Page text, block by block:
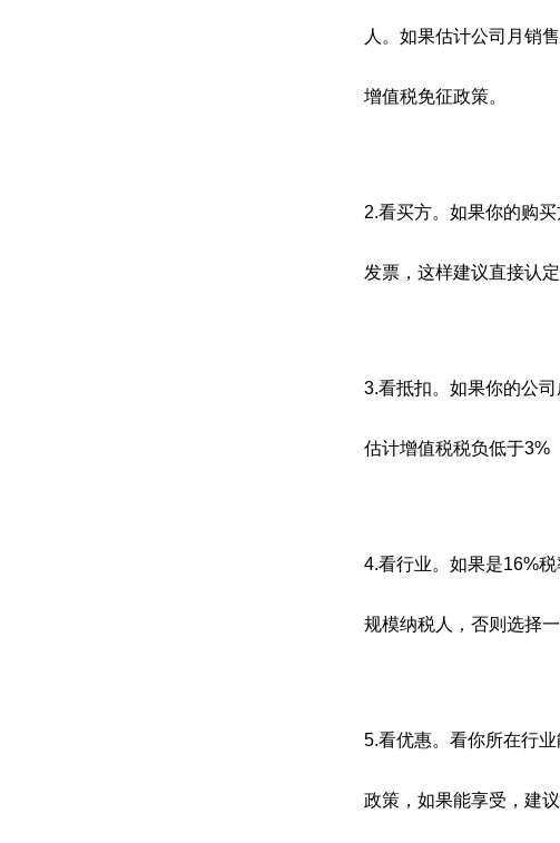
人。如果估计公司月销
增值税免征政策。
2.看买方。如果你的购
发票，这样建议直接认
3.看抵扣。如果你的公
估计增值税税负低于3%
4.看行业。如果是16%
规模纳税人，否则选择一
5.看优惠。看你所在行
政策，如果能享受，建